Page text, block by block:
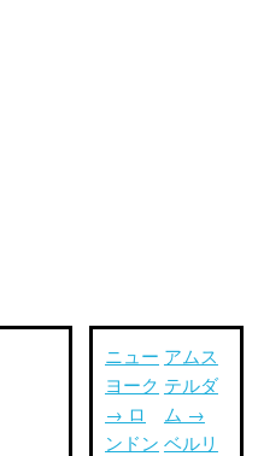
ニュー
ヨーク
→ ロ
ンドン
アムス
テルダ
ム →
ベルリ